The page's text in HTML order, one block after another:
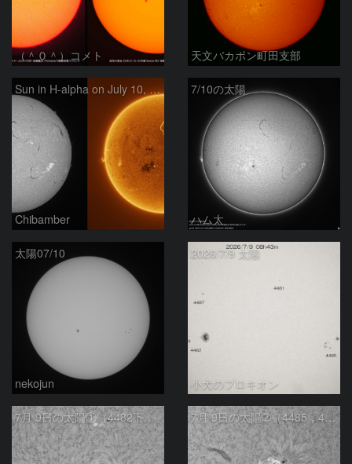
（＾０＾）コメト 天文バカボン町田支部
Sun in H-alpha on July 10, 2026
Chibamber
7/10の太陽
ハム太
太陽07/10
nekojun
2026/7/9 太陽
小犬のプロキオン
7月 9日の太陽①（4482下，4487上 ） 7月 9日の太陽➁（4485，4486 ）